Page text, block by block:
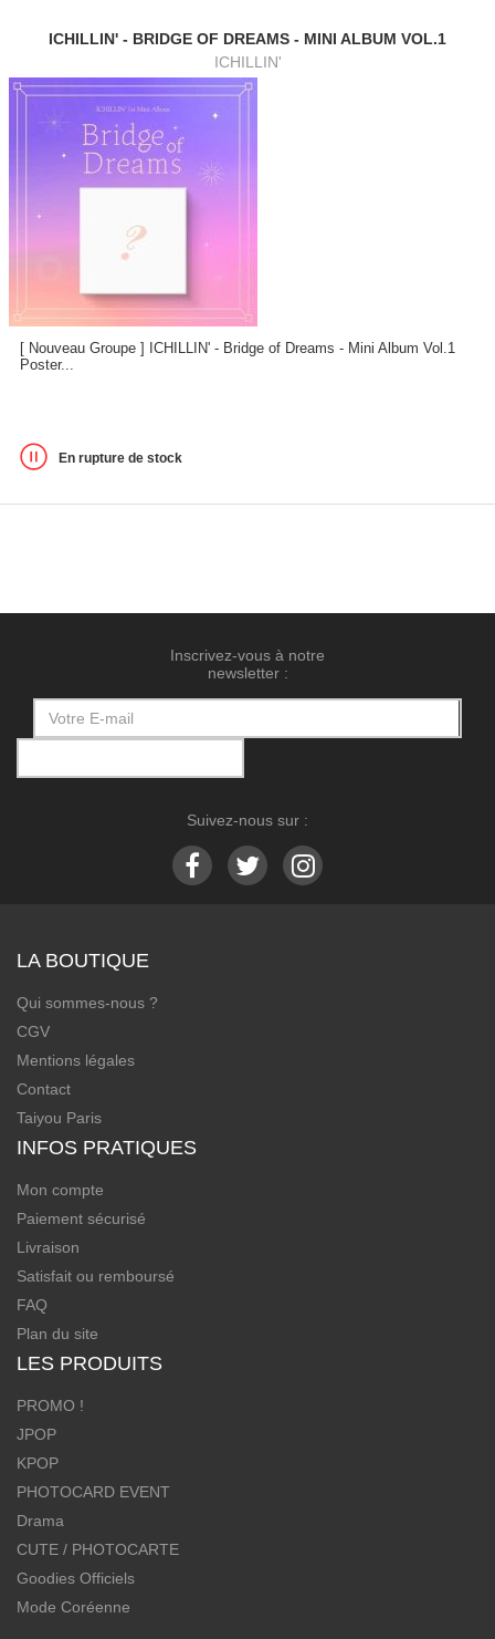
ICHILLIN' - BRIDGE OF DREAMS - MINI ALBUM VOL.1
ICHILLIN'
[ Nouveau Groupe ] ICHILLIN' - Bridge of Dreams - Mini Album Vol.1
Poster...
En rupture de stock
Inscrivez-vous à notre
newsletter :
Suivez-nous sur :
LA BOUTIQUE
Qui sommes-nous ?
CGV
Mentions légales
Contact
Taiyou Paris
INFOS PRATIQUES
Mon compte
Paiement sécurisé
Livraison
Satisfait ou remboursé
FAQ
Plan du site
LES PRODUITS
PROMO !
JPOP
KPOP
PHOTOCARD EVENT
Drama
CUTE / PHOTOCARTE
Goodies Officiels
Mode Coréenne